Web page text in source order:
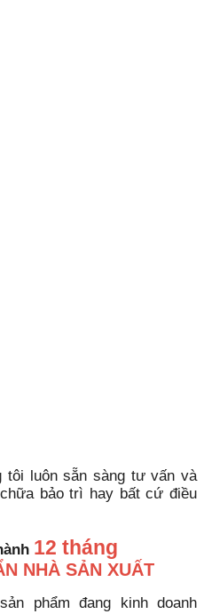
tôi luôn sẵn sàng tư vấn và
bảo trì hay bất cứ điều
12 tháng
NHÀ SẢN XUẤT
phẩm đang kinh doanh